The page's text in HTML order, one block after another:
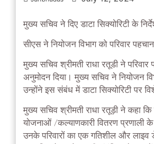
मुख्य सचिव ने दिए डाटा सिक्योरिटी के
सीएस ने नियोजन विभाग को परिवार
मुख्य सचिव श्रीमती राधा रतूडी ने
अनुमोदन दिया। मुख्य सचिव ने नियोजन
उन्होंने इस संबंध में डाटा सिक्योरिटी पर
मुख्य सचिव श्रीमती राधा रतूड़ी ने कहा
योजनाओं /कल्याणकारी वितरण प्रणाली
उनके परिवारों का एक गतिशील और